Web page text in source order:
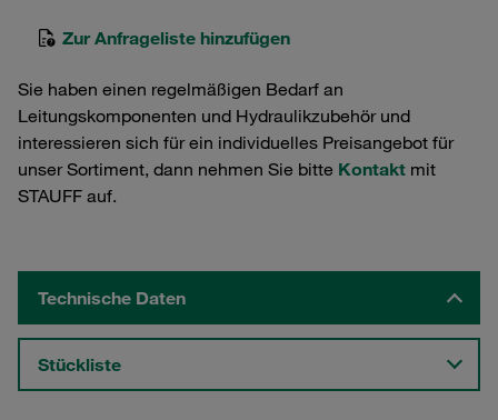
Zur Anfrageliste hinzufügen
Sie haben einen regelmäßigen Bedarf an
Leitungskomponenten und Hydraulikzubehör und
interessieren sich für ein individuelles Preisangebot für
unser Sortiment, dann nehmen Sie bitte Kontakt mit
STAUFF auf.
Technische Daten
Stückliste